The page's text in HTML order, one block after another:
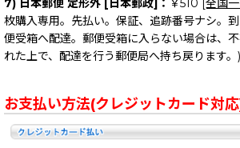
7) 日本郵便 定形外 [日本郵政]： ￥510 [全国
枚購入専用。先払い。保証、追跡番号ナシ。
便受箱へ配達。郵便受箱に入らない場合は、
れた上で、配達を行う郵便局へ持ち戻ります。)
お支払い方法(クレジットカード対